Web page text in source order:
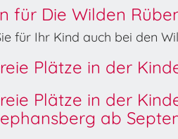
für Die Wilden
für Ihr Kind auch bei den
Plätze in der
Plätze in der
ab